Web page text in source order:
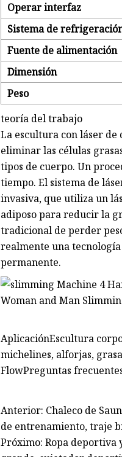
Operar interfaz
Sistema de
Fuente de alimentación
Dimensión
Peso
teoría del trabajo
La escultura con láser
eliminar las células
tipos de cuerpo. Un
tiempo. El sistema de
invasiva, que utiliza un
adiposo para reducir la
tradicional de perder
realmente una
permanente.
AplicaciónEscultura
michelines, alforjas,
FlowPreguntas
Anterior: Chaleco de
de entrenamiento, traje
Próximo: Ropa